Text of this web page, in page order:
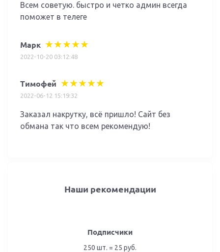
Всем советую. быстро и четко админ всегда
поможет в телеге
Марк
2022-10-20 03:12:48
Тимофей
2022-06-12 15:19:32
Заказал накрутку, всё пришло! Сайт без
обмана так что всем рекомендую!
Наши рекомендации
Подписчики
250 шт. = 25 руб.